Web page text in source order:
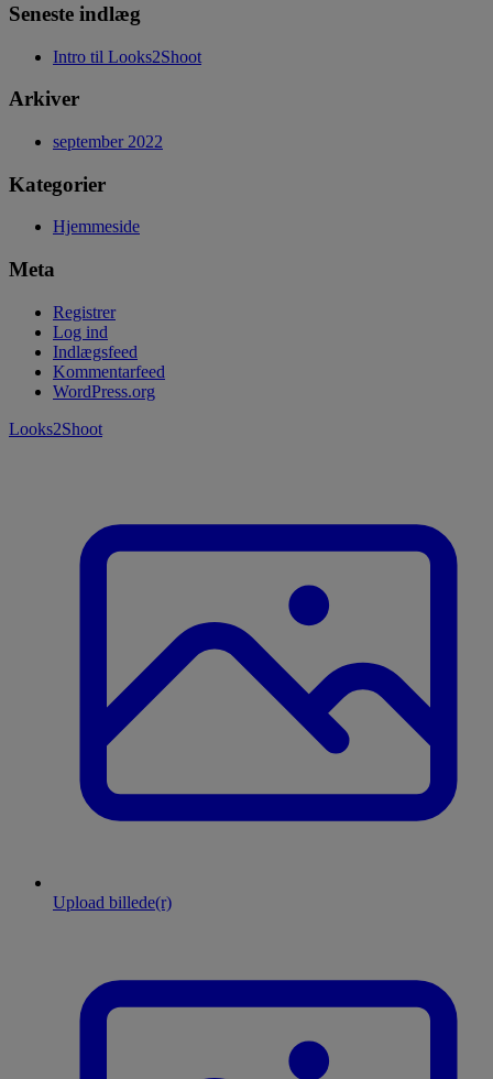
Seneste indlæg
Intro til Looks2Shoot
Arkiver
september 2022
Kategorier
Hjemmeside
Meta
Registrer
Log ind
Indlægsfeed
Kommentarfeed
WordPress.org
Looks2Shoot
Upload billede(r)